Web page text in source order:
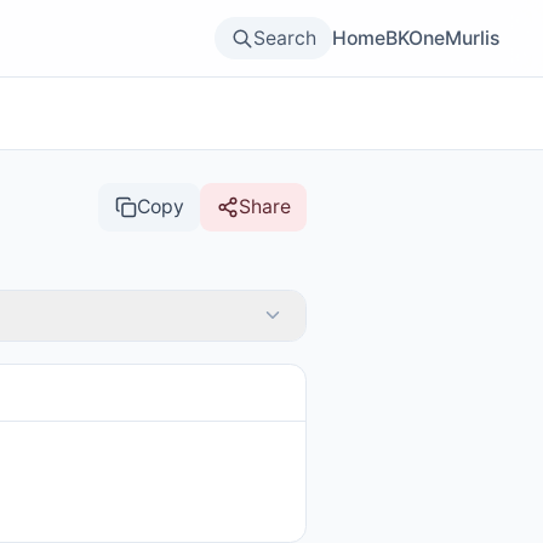
Search HomeBKOneMurlis
Copy Share